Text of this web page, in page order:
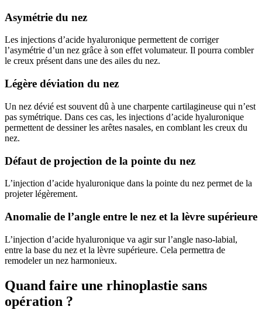
Asymétrie du nez
Les injections d’acide hyaluronique permettent de corriger
l’asymétrie d’un nez grâce à son effet volumateur. Il pourra combler
le creux présent dans une des ailes du nez.
Légère déviation du nez
Un nez dévié est souvent dû à une charpente cartilagineuse qui n’est
pas symétrique. Dans ces cas, les injections d’acide hyaluronique
permettent de dessiner les arêtes nasales, en comblant les creux du
nez.
Défaut de projection de la pointe du nez
L’injection d’acide hyaluronique dans la pointe du nez permet de la
projeter légèrement.
Anomalie de l’angle entre le nez et la lèvre supérieure
L’injection d’acide hyaluronique va agir sur l’angle naso-labial,
entre la base du nez et la lèvre supérieure. Cela permettra de
remodeler un nez harmonieux.
Quand faire une rhinoplastie sans
opération ?